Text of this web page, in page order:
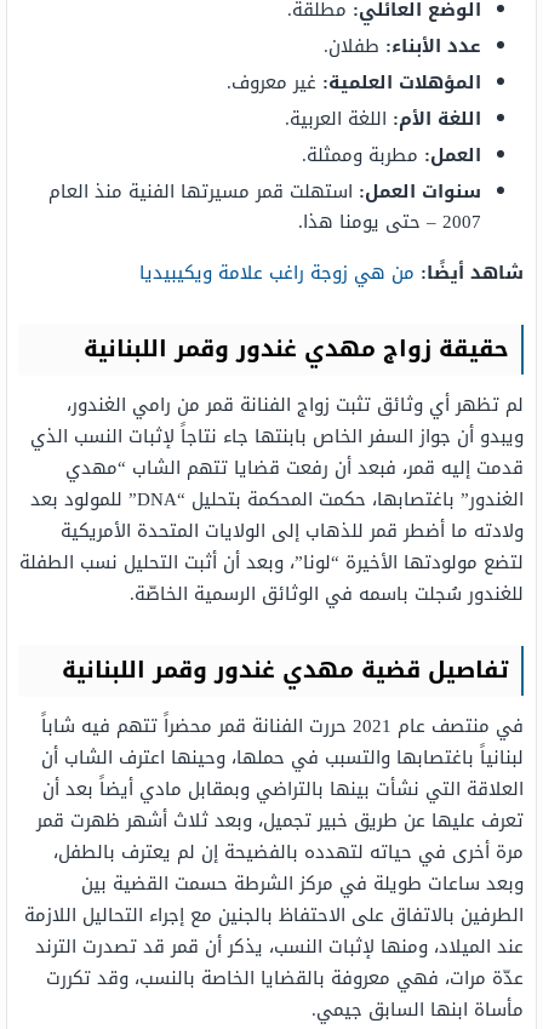
الوضع العائلي: مطلقة.
عدد الأبناء: طفلان.
المؤهلات العلمية: غير معروف.
اللغة الأم: اللغة العربية.
العمل: مطربة وممثلة.
سنوات العمل: استهلت قمر مسيرتها الفنية منذ العام
2007 – حتى يومنا هذا.
شاهد أيضًا: من هي زوجة راغب علامة ويكيبيديا
حقيقة زواج مهدي غندور وقمر اللبنانية
لم تظهر أي وثائق تثبت زواج الفنانة قمر من رامي الغندور،
ويبدو أن جواز السفر الخاص بابنتها جاء نتاجاً لإثبات النسب الذي
قدمت إليه قمر، فبعد أن رفعت قضايا تتهم الشاب “مهدي
الغندور” باغتصابها، حكمت المحكمة بتحليل “DNA” للمولود بعد
ولادته ما أضطر قمر للذهاب إلى الولايات المتحدة الأمريكية
لتضع مولودتها الأخيرة “لونا”، وبعد أن أثبت التحليل نسب الطفلة
للغندور سُجلت باسمه في الوثائق الرسمية الخاصّة.
تفاصيل قضية مهدي غندور وقمر اللبنانية
في منتصف عام 2021 حررت الفنانة قمر محضراً تتهم فيه شاباً
لبنانياً باغتصابها والتسبب في حملها، وحينها اعترف الشاب أن
العلاقة التي نشأت بينها بالتراضي وبمقابل مادي أيضاً بعد أن
تعرف عليها عن طريق خبير تجميل، وبعد ثلاث أشهر ظهرت قمر
مرة أخرى في حياته لتهدده بالفضيحة إن لم يعترف بالطفل،
وبعد ساعات طويلة في مركز الشرطة حسمت القضية بين
الطرفين بالاتفاق على الاحتفاظ بالجنين مع إجراء التحاليل اللازمة
عند الميلاد، ومنها لإثبات النسب، يذكر أن قمر قد تصدرت الترند
عدّة مرات، فهي معروفة بالقضايا الخاصة بالنسب، وقد تكررت
مأساة ابنها السابق جيمي.